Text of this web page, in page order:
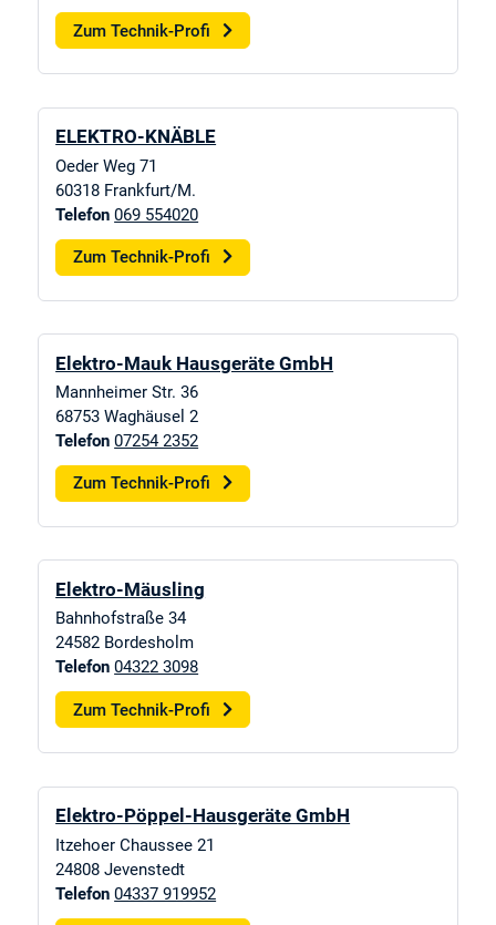
Zum Technik-Profi
ELEKTRO-KNÄBLE
Oeder Weg 71
60318 Frankfurt/M.
Telefon 069 554020
Zum Technik-Profi
Elektro-Mauk Hausgeräte GmbH
Mannheimer Str. 36
68753 Waghäusel 2
Telefon 07254 2352
Zum Technik-Profi
Elektro-Mäusling
Bahnhofstraße 34
24582 Bordesholm
Telefon 04322 3098
Zum Technik-Profi
Elektro-Pöppel-Hausgeräte GmbH
Itzehoer Chaussee 21
24808 Jevenstedt
Telefon 04337 919952